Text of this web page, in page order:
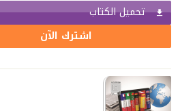
تحميل الكتاب
اشترك الآن